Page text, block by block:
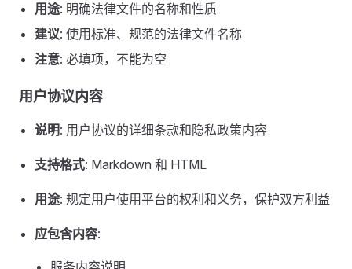
用途: 明确法律文件的名称和性质
建议: 使用标准、规范的法律文件名称
注意: 必填项，不能为空
用户协议内容
说明: 用户协议的详细条款和隐私政策内容
支持格式: Markdown 和 HTML
用途: 规定用户使用平台的权利和义务，保护双方利益
应包含内容: